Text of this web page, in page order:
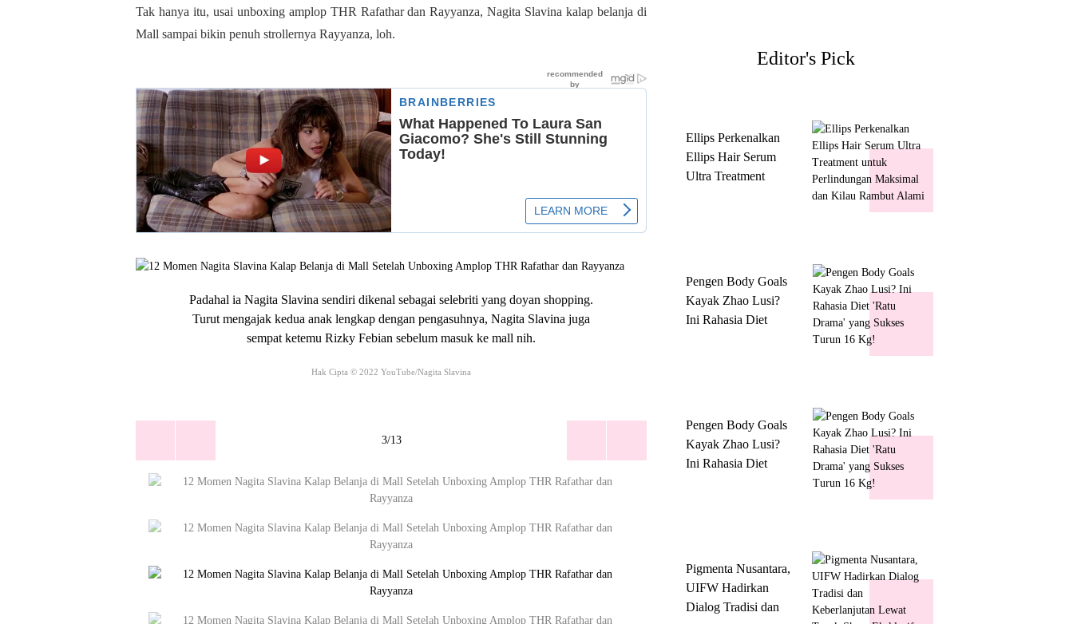
Tak hanya itu, usai unboxing amplop THR Rafathar dan Rayyanza, Nagita Slavina kalap belanja di
Mall sampai bikin penuh strollernya Rayyanza, loh.
Padahal ia Nagita Slavina sendiri dikenal sebagai selebriti yang doyan shopping.
Turut mengajak kedua anak lengkap dengan pengasuhnya, Nagita Slavina juga
sempat ketemu Rizky Febian sebelum masuk ke mall nih.
Hak Cipta © 2022 YouTube/Nagita Slavina
3/13
Editor's Pick
Ellips Perkenalkan
Ellips Hair Serum
Ultra Treatment
Pengen Body Goals
Kayak Zhao Lusi?
Ini Rahasia Diet
Pengen Body Goals
Kayak Zhao Lusi?
Ini Rahasia Diet
Pigmenta Nusantara,
UIFW Hadirkan
Dialog Tradisi dan